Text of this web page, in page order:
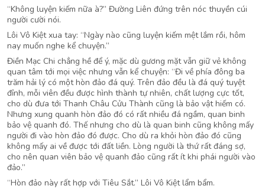
“Không luyện kiếm nữa à?” Đường Liên đứng trên nóc thuyền cúi
người cười nói.
Lôi Vô Kiệt xua tay: “Ngày nào cũng luyện kiếm mệt lắm rồi, hôm
nay muốn nghe kể chuyện.”
Điền Mạc Chi chẳng hề để ý, mặc dù gương mặt vẫn giữ vẻ không
quan tâm tới mọi việc nhưng vẫn kể chuyện: “Đi về phía đông ba
trăm hải lý có một hòn đảo đá quý. Trên đảo đều là đá quý tuyệt
đỉnh, mỗi viên đều được hình thành tự nhiên, chất lượng cực tốt,
cho dù đưa tới Thanh Châu Cửu Thành cũng là bảo vật hiếm có.
Nhưng xung quanh hòn đảo đó có rất nhiều đá ngầm, quan binh
bảo vệ quanh đó. Thế nhưng cho dù là quan binh cũng không mấy
người đi vào hòn đảo đó được. Cho dù ra khỏi hòn đảo đó cũng
không mấy ai về được tới đất liền. Lòng người là thứ rất đáng sợ,
cho nên quan viên bảo vệ quanh đảo cũng rất ít khi phái người vào
đảo.”
“Hòn đảo này rất hợp với Tiêu Sắt.” Lôi Vô Kiệt lẩm bẩm.